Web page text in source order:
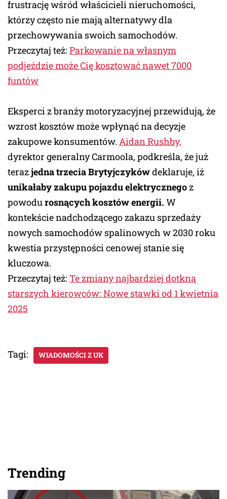
frustrację wśród właścicieli nieruchomości,
którzy często nie mają alternatywy dla
przechowywania swoich samochodów.
Przeczytaj też: Parkowanie na własnym
podjeździe może Cię kosztować nawet 7000
funtów
Eksperci z branży motoryzacyjnej przewidują, że
wzrost kosztów może wpłynąć na decyzje
zakupowe konsumentów. Aidan Rushby,
dyrektor generalny Carmoola, podkreśla, że już
terazjedna trzecia Brytyjczykówdeklaruje, iż
unikałaby zakupu pojazdu elektrycznegoz
powodurosnących kosztów energii. W
kontekście nadchodzącego zakazu sprzedaży
nowych samochodów spalinowych w 2030 roku
kwestia przystępności cenowej stanie się
kluczowa.
Przeczytaj też: Te zmiany najbardziej dotkną
starszych kierowców: Nowe stawki od 1 kwietnia
2025
Tagi: WIADOMOŚCI Z UK
Trending